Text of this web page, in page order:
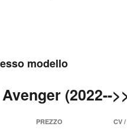
modello
(2022--
PREZZO CV